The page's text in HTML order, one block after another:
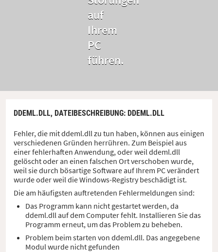
auf
Ihrem
PC
führen.
DDEML.DLL, DATEIBESCHREIBUNG: DDEML.DLL
Fehler, die mit ddeml.dll zu tun haben, können aus einigen
verschiedenen Gründen herrühren. Zum Beispiel aus
einer fehlerhaften Anwendung, oder weil ddeml.dll
gelöscht oder an einen falschen Ort verschoben wurde,
weil sie durch bösartige Software auf Ihrem PC verändert
wurde oder weil die Windows-Registry beschädigt ist.
Die am häufigsten auftretenden Fehlermeldungen sind:
Das Programm kann nicht gestartet werden, da
ddeml.dll auf dem Computer fehlt. Installieren Sie das
Programm erneut, um das Problem zu beheben.
Problem beim starten von ddeml.dll. Das angegebene
Modul wurde nicht gefunden